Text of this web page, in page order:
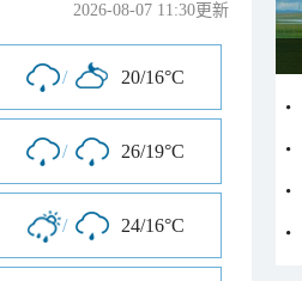
2026-08-07 11:30更新
/ 20/16°C
/ 26/19°C
/ 24/16°C